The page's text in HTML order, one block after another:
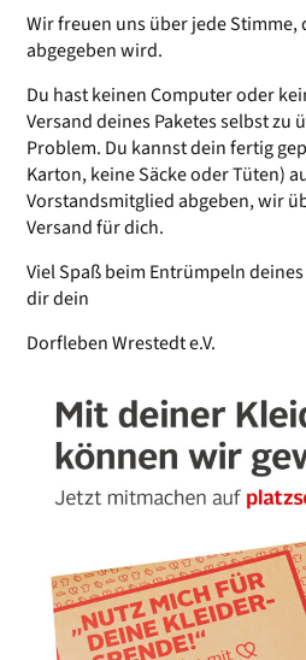
Wir freuen uns über jede
abgegeben wird.
Du hast keinen Computer oder
Versand deines Paketes selbst zu
Problem. Du kannst dein fertig
Karton, keine Säcke oder Tüten)
Vorstandsmitglied abgeben, wir
Versand für dich.
Viel Spaß beim Entrümpeln
dir dein
Dorfleben Wrestedt e.V.